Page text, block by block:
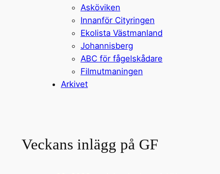
Asköviken
Innanför Cityringen
Ekolista Västmanland
Johannisberg
ABC för fågelskådare
Filmutmaningen
Arkivet
Veckans inlägg på GF